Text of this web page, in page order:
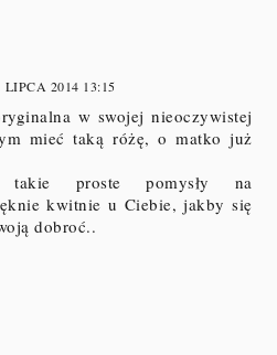
LIPCA 2014 13:15
w swojej nieoczywistej
mieć taką różę, o matko już
proste pomysły na
kwitnie u Ciebie, jakby się
dobroć..